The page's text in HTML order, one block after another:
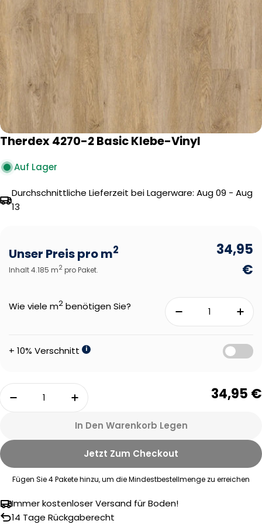
Sie das Medium 0 im Modalformat
Therdex 4270-2 Basic Klebe-Vinyl
Auf Lager
Durchschnittliche Lieferzeit bei Lagerware: Aug 09 - Aug
13
Unser Preis pro m2
Inhalt 4.185 m2 pro Paket.
34,95
€
Wie viele m2 benötigen Sie?
+ 10% Verschnitt i
34,95 €
Menge
Menge Für Therdex 4270-2 Basic Klebe-Vinyl
Menge Für Therdex 4270-2 Basic
In Den Warenkorb Legen
Jetzt Zum Checkout
Fügen Sie4Pakete hinzu, um die Mindestbestellmenge zu erreichen
Immer kostenloser Versand für Boden!
14 Tage Rückgaberecht
Eine Frage stellen